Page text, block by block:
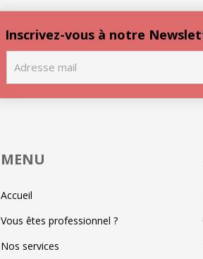
Inscrivez-vous à notre
MENU
Accueil
Vous êtes professionnel ?
Nos services